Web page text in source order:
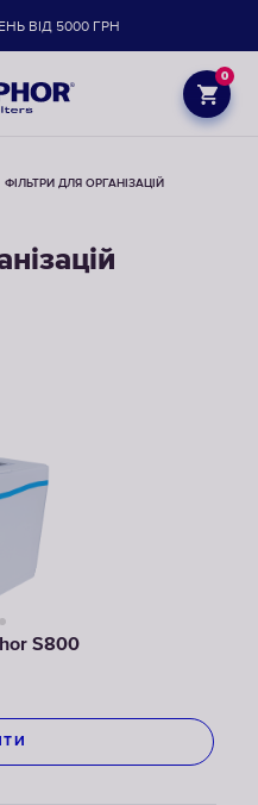
0
ВІД 5000 ГРН
ФІЛЬТРИ ДЛЯ ОРГАНІЗАЦІЙ
S800